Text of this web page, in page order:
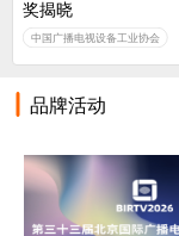
奖揭晓
中国广播电视设备工业协会
品牌活动